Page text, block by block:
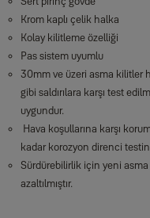
Krom kaplı çelik halka
Kolay kilitleme özelliği
Pas sistem uyumlu
30mm ve üzeri asma kilitler
gibi saldırılara karşı test
uygundur.
Hava koşullarına karşı
kadar korozyon direnci
Sürdürebilirlik için yeni asma
azaltılmıştır.